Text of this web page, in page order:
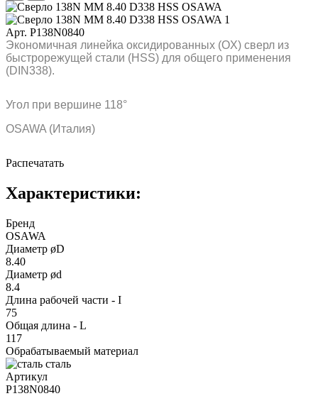
Арт. P138N0840
Экономичная линейка оксидированных (OX) сверл из
быстрорежущей стали (HSS) для общего применения
(DIN338).
Угол при вершине 118°
OSAWA (Италия)
Распечатать
Характеристики:
Бренд
OSAWA
Диаметр øD
8.40
Диаметр ød
8.4
Длина рабочей части - I
75
Общая длина - L
117
Обрабатываемый материал
сталь
Артикул
P138N0840